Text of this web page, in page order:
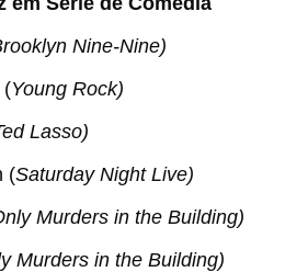
Nine-Nine)
(Young Rock)
Lasso)
(Saturday Night Live)
Murders in the Building)
Murders in the Building)